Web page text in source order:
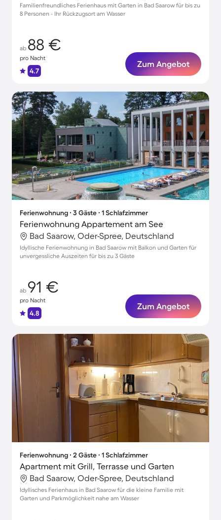
Familienfreundliches Ferienhaus mit Garten in Bad Saarow für bis zu
8 Personen - Ihr Rückzugsort am Wasser
ab 88 €
pro Nacht
4.7
Zum Angebot
Ferienwohnung ∙ 3 Gäste ∙ 1 Schlafzimmer
Ferienwohnung Appartement am See
Bad Saarow, Oder-Spree, Deutschland
Idyllische Ferienwohnung in Bad Saarow mit Balkon und Garten für
unvergessliche Auszeiten für bis zu 3 Gäste
ab 91 €
pro Nacht
4.8
Zum Angebot
Ferienwohnung ∙ 2 Gäste ∙ 1 Schlafzimmer
Apartment mit Grill, Terrasse und Garten
Bad Saarow, Oder-Spree, Deutschland
Idyllisches Ferienhaus in Bad Saarow für die kleine Familie mit
Garten und Parkmöglichkeit nahe am Wasser